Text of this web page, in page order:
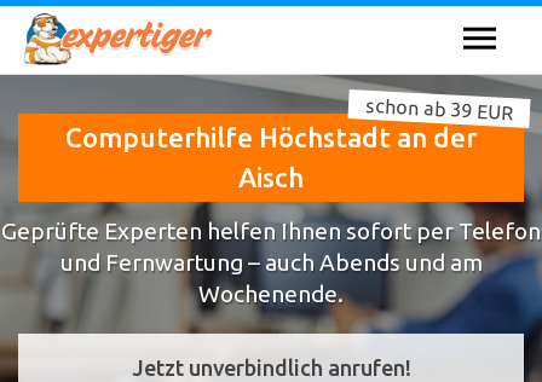
Computerhilfe Höchstadt an der
Aisch
schon ab 39 EUR
Geprüfte Experten helfen Ihnen sofort per Telefon
und Fernwartung – auch Abends und am
Wochenende.
Jetzt unverbindlich anrufen!